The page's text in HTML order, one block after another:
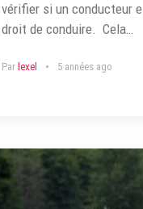
vérifier si un conducteur
droit de conduire. Cela…
Par lexel 5 années ago